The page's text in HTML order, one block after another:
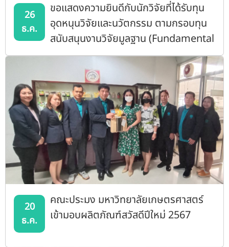
26
ธ.ค.
ขอแสดงความยินดีกับนักวิจัยที่ได้รับทุน
อุดหนุนวิจัยและนวัตกรรม ตามกรอบทุน
สนับสนุนงานวิจัยมูลฐาน (Fundamental
Fund) ประเภท Basic Research Fund
ประจำปีงบประมาณ พ.ศ. 2567 ของกอง
ทุนส่งเสริมวิทยาศาสตร์ วิจัยและ
นวัตกรรม (กสว.)
20
ธ.ค.
คณะประมง มหาวิทยาลัยเกษตรศาสตร์
เข้ามอบผลิตภัณฑ์สวัสดีปีใหม่ 2567